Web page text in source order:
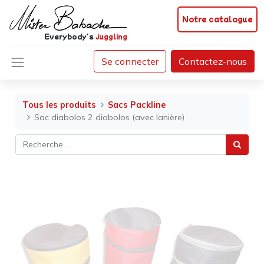
Notre catalogue
Everybody'sjuggling
Se connecter Contactez-nous
Tous les produits
Sacs Packline
Sac diabolos 2 diabolos (avec lanière)